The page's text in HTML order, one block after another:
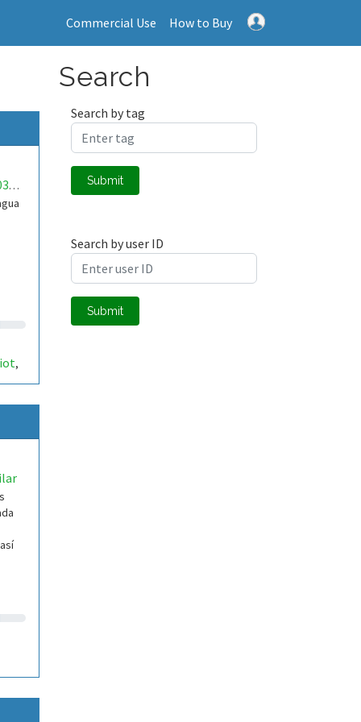
Commercial Use How to Buy
mwa0000034415155
iot,
Search
Search by tag
Submit
Search by user ID
Submit